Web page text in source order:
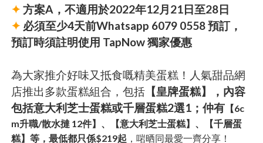
✦ 方案A，不適用於2022年12月21日至28日
✦ 必須至少4天前Whatsapp 6079 0558 預訂，
預訂時須註明使用 TapNow 獨家優惠
為大家推介好味又抵食嘅精美蛋糕！人氣甜品網
店推出多款蛋糕組合，包括 【皇牌蛋糕】，內容
包括意大利芝士蛋糕或千層蛋糕2選1；仲有 【6c
m升職/散水撻 12件】、【意大利芝士蛋糕】、【千層蛋
糕】等，最低都只係$219起 ，啱晒同最愛一齊分享！